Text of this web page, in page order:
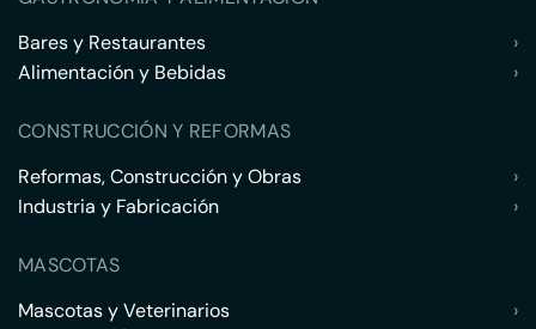
Bares y Restaurantes
›
Alimentación y Bebidas
›
CONSTRUCCIÓN Y REFORMAS
Reformas, Construcción y Obras
›
Industria y Fabricación
›
MASCOTAS
Mascotas y Veterinarios
›